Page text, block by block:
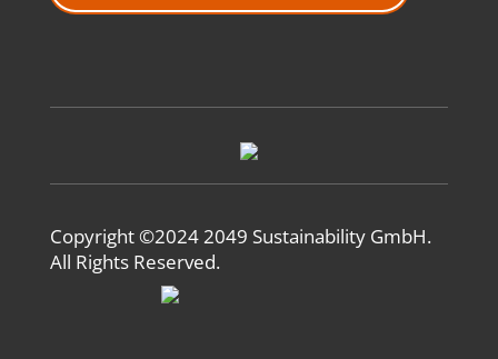
Copyright ©2024 2049 Sustainability GmbH.
All Rights Reserved.